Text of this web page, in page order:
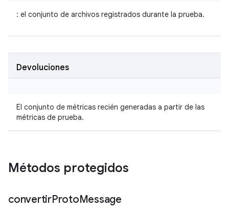
: el conjunto de archivos registrados durante la prueba.
Devoluciones
El conjunto de métricas recién generadas a partir de las
métricas de prueba.
Métodos protegidos
convertirProtoMessage